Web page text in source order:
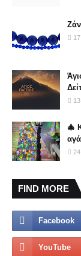
🎄
FIND MORE